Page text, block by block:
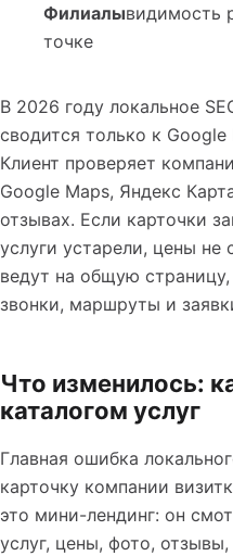
Филиалывидимость
точке
В 2026 году локальное
сводится только к
Клиент проверяет
Google Maps, Яндекс
отзывах. Если карточки
услуги устарели, цены не
ведут на общую
звонки, маршруты и
Что изменилось:
каталогом услуг
Главная ошибка
карточку компании
это мини-лендинг: он
услуг, цены, фото,